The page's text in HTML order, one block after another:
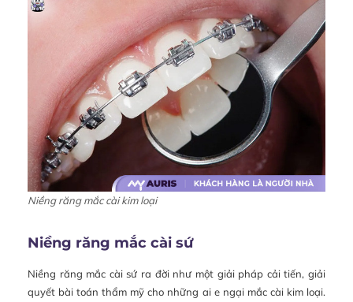
Niềng răng mắc cài kim loại
Niềng răng mắc cài sứ
Niềng răng mắc cài sứ ra đời như một giải pháp cải tiến, giải
quyết bài toán thẩm mỹ cho những ai e ngại mắc cài kim loại.